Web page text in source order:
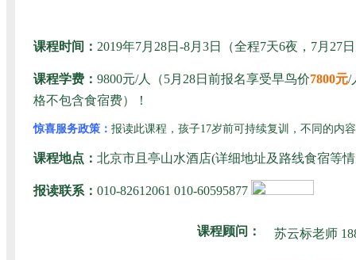
课程时间： 2019年7月28日-8月3日（全程7天6夜，7月
课程学费： 9800元/人（5月28日前报名享受早鸟价7800元/
格不包含食宿费）！
惊喜服务政策： 报读此课程，孩子17岁前可持续复训，不同的内
课程地点： 北京市且亭山水酒店(详细地址及路线食宿等
报读联系： 010-82612061 010-60595877
课程顾问： 苏云标老师